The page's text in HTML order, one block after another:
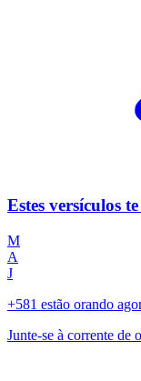
Estes versículos
M
A
J
+581 estão orando
Junte-se à corrente de